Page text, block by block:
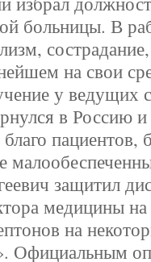
больницы. В
на свои
у ведущих
в Россию
пациентов,
защитил
медицины
на
Официальным